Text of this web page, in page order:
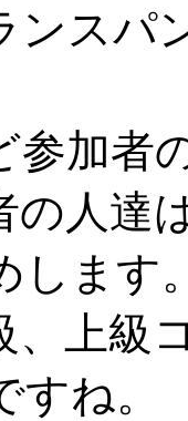
ン、
のレ
達は
します
コー
ね。